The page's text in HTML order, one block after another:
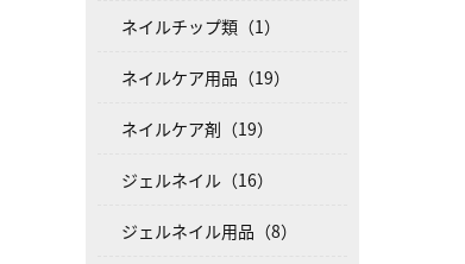
ネイルチップ類（1）
ネイルケア用品（19）
ネイルケア剤（19）
ジェルネイル（16）
ジェルネイル用品（8）